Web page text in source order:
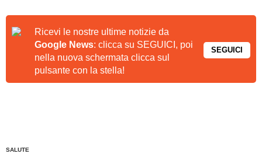
Ricevi le nostre ultime notizie da
Google News: clicca su SEGUICI, poi
nella nuova schermata clicca sul
pulsante con la stella!
SEGUICI
SALUTE